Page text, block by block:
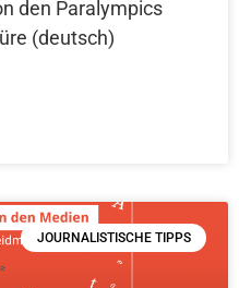
den Paralympics
(deutsch)
JOURNALISTISCHE TIPPS